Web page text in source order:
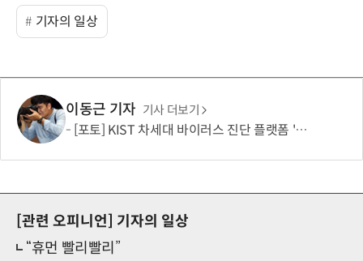
기자의 일상
이동근 기자 기사 더보기
[포토] KIST 차세대 바이러스 진단 플랫폼 '퓨전 어세이' 개발
[관련 오피니언] 기자의 일상
“휴먼 빨리빨리”